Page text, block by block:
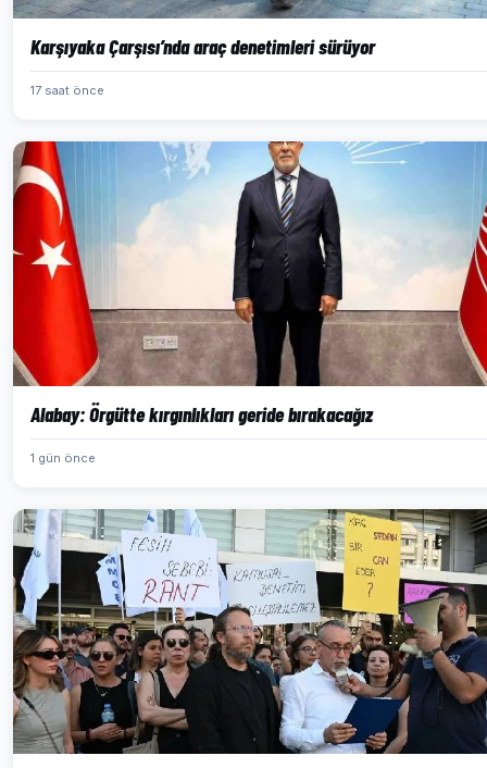
Karşıyaka Çarşısı’nda araç denetimleri sürüyor
17 saat önce
Alabay: Örgütte kırgınlıkları geride bırakacağız
1 gün önce